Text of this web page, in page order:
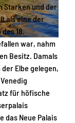
Starken und der
als eine der
18.
war, nahm
Besitz. Damals
Elbe gelegen,
für höfische
das Neue Palais